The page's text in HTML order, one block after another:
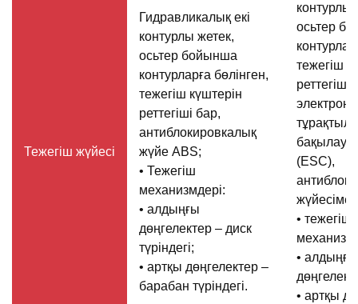
Тежегіш жүйесі
Гидравликалық екі
контурлы жетек,
осьтер бойынша
контурларға бөлінген,
тежегіш күштерін
реттегіші бар,
антиблокировкалық
жүйе ABS;
• Тежегіш
механизмдері:
• алдыңғы
дөңгелектер – диск
түріндегі;
• артқы дөңгелектер –
барабан түріндегі.
контурлы
осьтер
тежегіш
реттегіші
бақылау
(ESC),
• тежегіш
• алдыңғы
• артқы